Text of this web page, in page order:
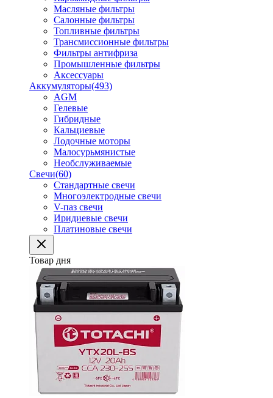
Масляные фильтры
Салонные фильтры
Топливные фильтры
Трансмиссионные фильтры
Фильтры антифриза
Промышленные фильтры
Аксессуары
Аккумуляторы(493)
AGM
Гелевые
Гибридные
Кальциевые
Лодочные моторы
Малосурьмянистые
Необслуживаемые
Свечи(60)
Стандартные свечи
Многоэлектродные свечи
V-паз свечи
Иридиевые свечи
Платиновые свечи
Товар дня